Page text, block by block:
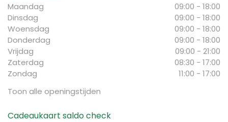
Maandag
09:00 - 18:00
Dinsdag
09:00 - 18:00
Woensdag
09:00 - 18:00
Donderdag
09:00 - 18:00
Vrijdag
09:00 - 21:00
Zaterdag
08:30 - 17:00
Zondag
11:00 - 17:00
Toon alle openingstijden
Cadeaukaart saldo check